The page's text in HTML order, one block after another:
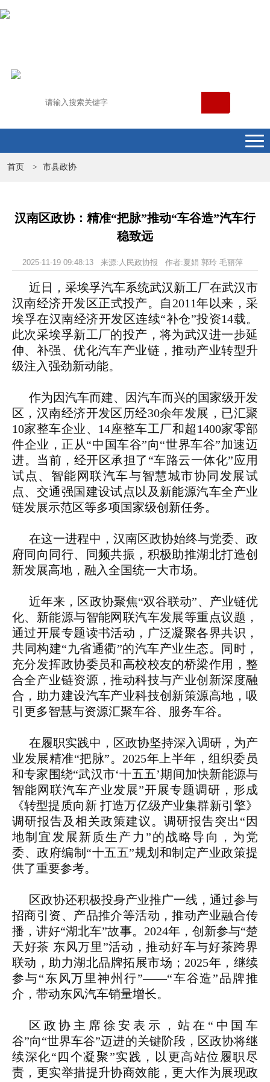
首页 > 市县政协
汉南区政协：精准“把脉”推动“车谷造”汽车行
稳致远
2025-11-19 09:48:13 来源:人民政协报 作者:夏娟 郭玲 毛丽萍
近日，采埃孚汽车系统武汉新工厂在武汉市
汉南经济开发区正式投产。自2011年以来，采
埃孚在汉南经济开发区连续“补仓”投资14载。
此次采埃孚新工厂的投产，将为武汉进一步延
伸、补强、优化汽车产业链，推动产业转型升
级注入强劲新动能。
作为因汽车而建、因汽车而兴的国家级开发
区，汉南经济开发区历经30余年发展，已汇聚
10家整车企业、14座整车工厂和超1400家零部
件企业，正从“中国车谷”向“世界车谷”加速迈
进。当前，经开区承担了“车路云一体化”应用
试点、智能网联汽车与智慧城市协同发展试
点、交通强国建设试点以及新能源汽车全产业
链发展示范区等多项国家级创新任务。
在这一进程中，汉南区政协始终与党委、政
府同向同行、同频共振，积极助推湖北打造创
新发展高地，融入全国统一大市场。
近年来，区政协聚焦“双谷联动”、产业链优
化、新能源与智能网联汽车发展等重点议题，
通过开展专题读书活动，广泛凝聚各界共识，
共同构建“九省通衢”的汽车产业生态。同时，
充分发挥政协委员和高校校友的桥梁作用，整
合全产业链资源，推动科技与产业创新深度融
合，助力建设汽车产业科技创新策源高地，吸
引更多智慧与资源汇聚车谷、服务车谷。
在履职实践中，区政协坚持深入调研，为产
业发展精准“把脉”。2025年上半年，组织委员
和专家围绕“武汉市‘十五五’期间加快新能源与
智能网联汽车产业发展”开展专题调研，形成
《转型提质向新 打造万亿级产业集群新引擎》
调研报告及相关政策建议。调研报告突出“因
地制宜发展新质生产力”的战略导向，为党
委、政府编制“十五五”规划和制定产业政策提
供了重要参考。
区政协还积极投身产业推广一线，通过参与
招商引资、产品推介等活动，推动产业融合传
播，讲好“湖北车”故事。2024年，创新参与“楚
天好茶 东风万里”活动，推动好车与好茶跨界
联动，助力湖北品牌拓展市场；2025年，继续
参与“东风万里神州行”——“车谷造”品牌推
介，带动东风汽车销量增长。
区政协主席徐安表示，站在“中国车
谷”向“世界车谷”迈进的关键阶段，区政协将继
续深化“四个凝聚”实践，以更高站位履职尽
责，更实举措提升协商效能，更大作为展现政